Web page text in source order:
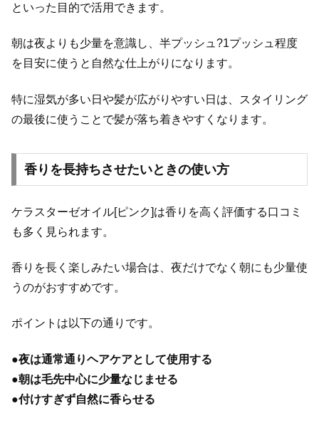
といった目的で活用できます。
朝は夜よりも少量を意識し、半プッシュ?1プッシュ程度
を目安に使うと自然な仕上がりになります。
特に湿気が多い日や髪が広がりやすい日は、スタイリング
の最後に使うことで髪が落ち着きやすくなります。
香りを長持ちさせたいときの使い方
ケラスターゼオイル[ピンク]は香りを高く評価する口コミ
も多く見られます。
香りを長く楽しみたい場合は、夜だけでなく朝にも少量使
うのがおすすめです。
ポイントは以下の通りです。
●夜は通常通りヘアケアとして使用する
●朝は毛先中心に少量なじませる
●付けすぎず自然に香らせる